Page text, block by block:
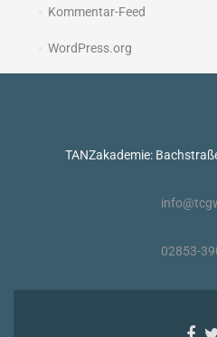
Kommentar-Feed
WordPress.org
TANZakademie:
02853-